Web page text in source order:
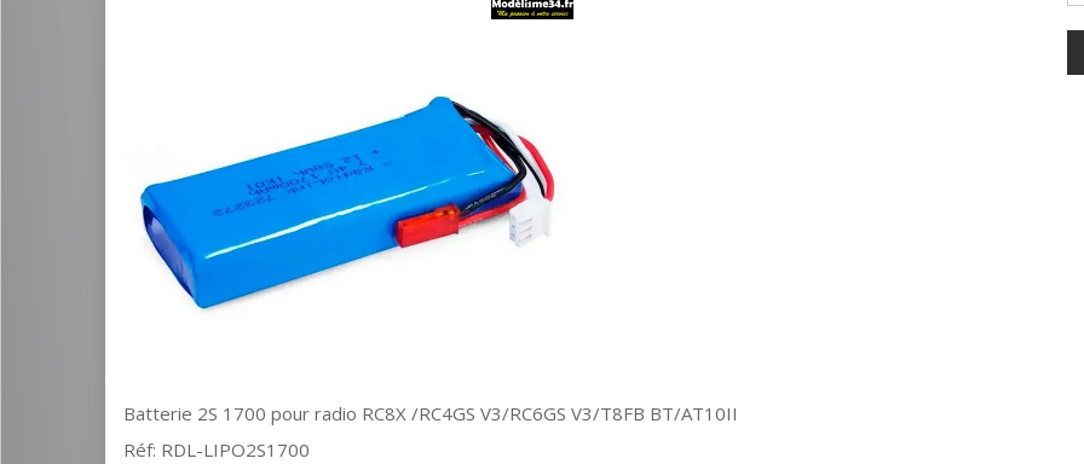
Batterie 2S 1700 pour radio RC8X /RC4GS V3/RC6GS V3/T8FB BT/AT10II
Réf: RDL-LIPO2S1700